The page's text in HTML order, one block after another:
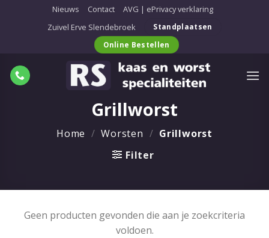
Nieuws Contact
AVG | ePrivacy verklaring
Zuivel Erve Slendebroek
Standplaatsen
Online Bestellen
Grillworst
Home / Worsten / Grillworst
Filter
Geen producten gevonden die aan je zoekcriteria
voldoen.